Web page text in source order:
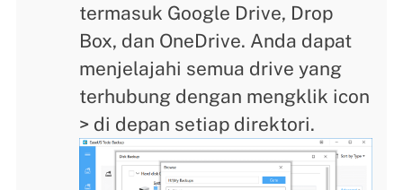
termasuk Google Drive, Drop
Box, dan OneDrive. Anda dapat
menjelajahi semua drive yang
terhubung dengan mengklik icon
> di depan setiap direktori.